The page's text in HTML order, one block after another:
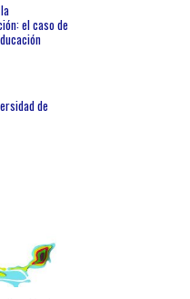
el caso de
de